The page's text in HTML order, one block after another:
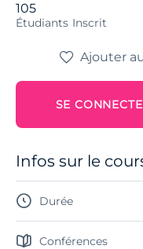
105
Étudiants Inscrit
Ajouter
SE
Infos sur le
Durée
Conférences